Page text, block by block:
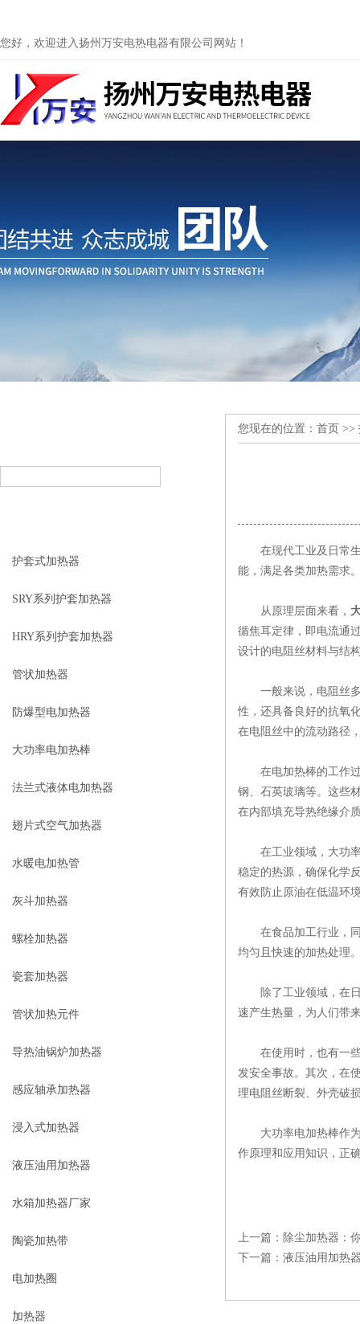
您好，欢迎进入扬州万安电热电器有限公司网站！
护套式加热器
SRY系列护套加热器
HRY系列护套加热器
管状加热器
防爆型电加热器
大功率电加热棒
法兰式液体电加热器
翅片式空气加热器
水暖电加热管
灰斗加热器
螺栓加热器
瓷套加热器
管状加热元件
导热油锅炉加热器
感应轴承加热器
浸入式加热器
液压油用加热器
水箱加热器厂家
陶瓷加热带
电加热圈
加热器
您现在的位置： 首页 >>
在现代工业及日常生
能，满足各类加热需求
从原理层面来看，
循焦耳定律，即电流通
设计的电阻丝材料与结
一般来说，电阻丝多
性，还具备良好的抗氧
在电阻丝中的流动路径
在电加热棒的工作过
钢、石英玻璃等。这些
在内部填充导热绝缘介
在工业领域，大功率
稳定的热源，确保化学
有效防止原油在低温环
在食品加工行业，同
均匀且快速的加热处理
除了工业领域，在日
速产生热量，为人们带
在使用时，也有一些
发安全事故。其次，在
理电阻丝断裂、外壳破
大功率电加热棒作为
作原理和应用知识，正
上一篇： 除尘加热器：
下一篇： 液压油用加热